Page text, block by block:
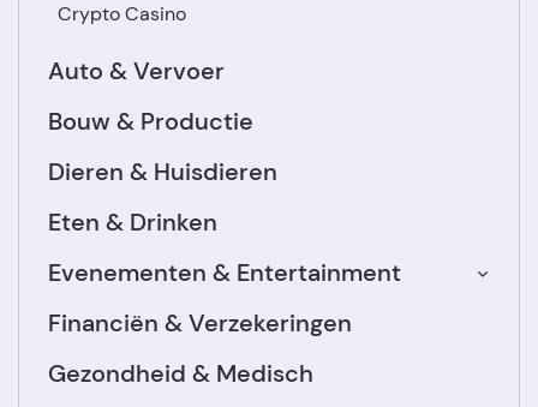
Auto & Vervoer
Bouw & Productie
Crypto Casino
Dieren & Huisdieren
Eten & Drinken
Evenementen & Entertainment
Financiën & Verzekeringen
Gezondheid & Medisch